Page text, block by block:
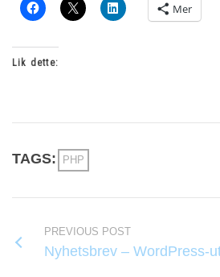
Mer
Lik dette:
TAGS: PHP
PREVIOUS POST
Nyhetsbrev – WordPress-